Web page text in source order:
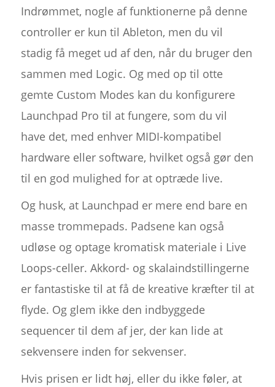
Indrømmet, nogle af funktionerne på denne
controller er kun til Ableton, men du vil
stadig få meget ud af den, når du bruger den
sammen med Logic. Og med op til otte
gemte Custom Modes kan du konfigurere
Launchpad Pro til at fungere, som du vil
have det, med enhver MIDI-kompatibel
hardware eller software, hvilket også gør den
til en god mulighed for at optræde live.
Og husk, at Launchpad er mere end bare en
masse trommepads. Padsene kan også
udløse og optage kromatisk materiale i Live
Loops-celler. Akkord- og skalaindstillingerne
er fantastiske til at få de kreative kræfter til at
flyde. Og glem ikke den indbyggede
sequencer til dem af jer, der kan lide at
sekvensere inden for sekvenser.
Hvis prisen er lidt høj, eller du ikke føler, at